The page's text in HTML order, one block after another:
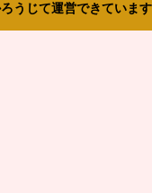
じて運営できていま